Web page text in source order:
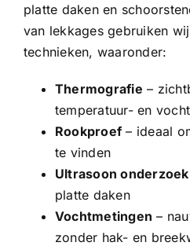
platte daken en
van lekkages gebruiken
technieken, waaronder:
Thermografie –
temperatuur- en
Rookproef– ideaal
te vinden
Ultrasoon onderzoek
platte daken
Vochtmetingen –
zonder hak- en